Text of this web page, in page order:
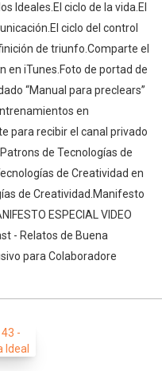
Ideales.El ciclo de la vida.El
ciclo del control
de triunfo.Comparte el
en iTunes.Foto de portad de
“Manual para preclears”
en
para recibir el canal privado
de Tecnologías de
de Creatividad en
de Creatividad.Manifesto
ESPECIAL VIDEO
- Relatos de Buena
para Colaboradore